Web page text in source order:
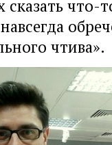
что-
чтива».